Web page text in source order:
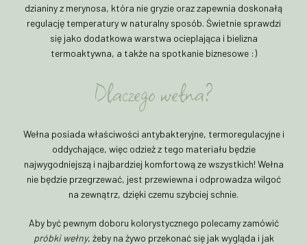
dzianiny z merynosa, która nie gryzie oraz zapewnia doskonałą
regulację temperatury w naturalny sposób. Świetnie sprawdzi
się jako dodatkowa warstwa ocieplająca i bielizna
termoaktywna, a także na spotkanie biznesowe :)
Dlaczego wełna?
Wełna posiada właściwości antybakteryjne, termoregulacyjne i
oddychające, więc odzież z tego materiału będzie
najwygodniejszą i najbardziej komfortową ze wszystkich! Wełna
nie będzie przegrzewać, jest przewiewna i odprowadza wilgoć
na zewnątrz, dzięki czemu szybciej schnie.
Aby być pewnym doboru kolorystycznego polecamy zamówić
próbki wełny, żeby na żywo przekonać się jak wygląda i jak